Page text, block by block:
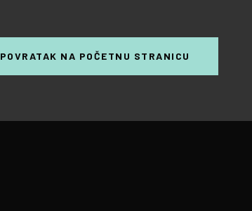
POVRATAK NA POČETNU STRANICU